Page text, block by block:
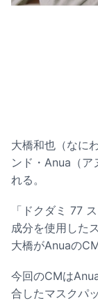
大橋和也（なに
ンド・Anua（ア
れる。
「ドクダミ 77
成分を使用した
大橋がAnuaの
今回のCMは
合したマスクパ